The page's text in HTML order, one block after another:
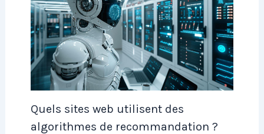
Quels sites web utilisent des
algorithmes de recommandation ?